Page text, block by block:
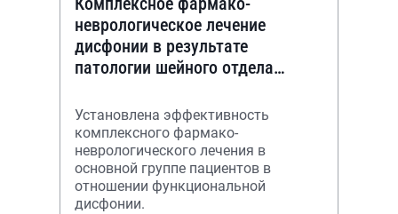
неврологическое лечение
дисфонии в результате
патологии шейного отдела
Установлена эффективность
комплексного фармако-
неврологического лечения в
основной группе пациентов в
отношении функциональной
дисфонии.